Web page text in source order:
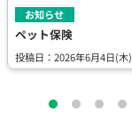
お知らせ
ペット保険
投稿日：2026年6月4日(木)